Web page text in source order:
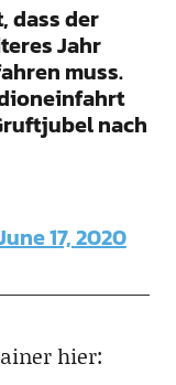
dass der
Jahr
muss.
nach
17, 2020
hier: